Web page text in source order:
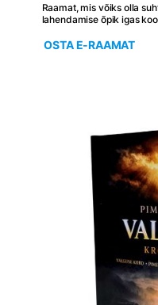
Raamat, mis võiks olla
lahendamise õpik igas
OSTA E-RAAMAT